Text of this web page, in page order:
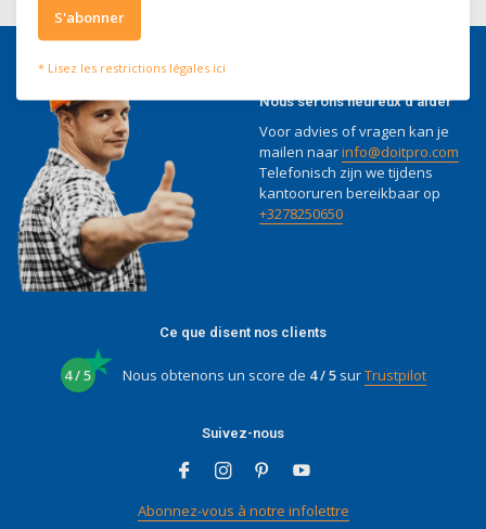
Nous serons heureux d'aider
Voor advies of vragen kan je
mailen naarinfo@doitpro.com
Telefonisch zijn we tijdens
kantooruren bereikbaar op
+3278250650
Ce que disent nos clients
4 / 5 Nous obtenons un score de 4 / 5surTrustpilot
Suivez-nous
Abonnez-vous à notre infolettre
S'abonner
* Lisez les restrictions légales ici